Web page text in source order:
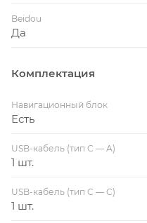
Beidou
Да
Комплектация
Навигационный блок
Есть
USB-кабель (тип C — A)
1 шт.
USB-кабель (тип C — C)
1 шт.